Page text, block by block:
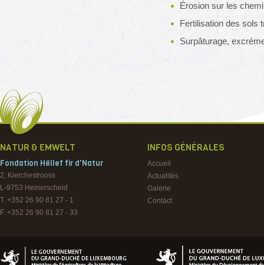
Érosion sur les
Fertilisation des sols
Surpâturage,
NATUR & EMWELT
Fondation Hëllef fir d'Natur
2, Kierchestrooss
L-9753 Heinerscheid
T. +352 26 90 81 27 - 1
F. +352 26 90 81 27 - 33
INFOS GÉNÉRALES
Accueil
Actualités
Galerie
Contact